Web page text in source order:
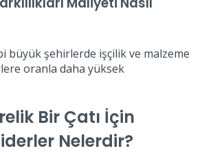
büyük şehirlerde işçilik ve malzeme
oranla daha yüksek
Bir Çatı İçin
Nelerdir?